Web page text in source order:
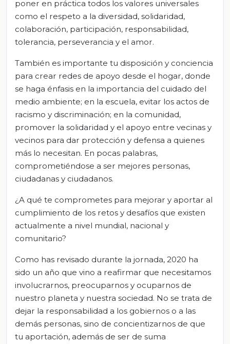
poner en práctica todos los valores universales
como el respeto a la diversidad, solidaridad,
colaboración, participación, responsabilidad,
tolerancia, perseverancia y el amor.
También es importante tu disposición y conciencia
para crear redes de apoyo desde el hogar, donde
se haga énfasis en la importancia del cuidado del
medio ambiente; en la escuela, evitar los actos de
racismo y discriminación; en la comunidad,
promover la solidaridad y el apoyo entre vecinas y
vecinos para dar protección y defensa a quienes
más lo necesitan. En pocas palabras,
comprometiéndose a ser mejores personas,
ciudadanas y ciudadanos.
¿A qué te comprometes para mejorar y aportar al
cumplimiento de los retos y desafíos que existen
actualmente a nivel mundial, nacional y
comunitario?
Como has revisado durante la jornada, 2020 ha
sido un año que vino a reafirmar que necesitamos
involucrarnos, preocuparnos y ocuparnos de
nuestro planeta y nuestra sociedad. No se trata de
dejar la responsabilidad a los gobiernos o a las
demás personas, sino de concientizarnos de que
tu aportación, además de ser de suma